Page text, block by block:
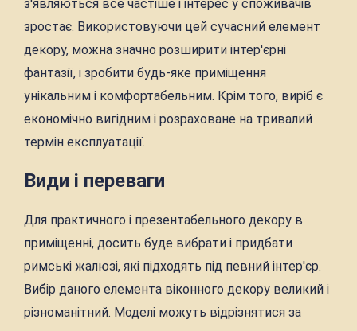
з'являються все частіше і інтерес у споживачів
зростає. Використовуючи цей сучасний елемент
декору, можна значно розширити інтер'єрні
фантазії, і зробити будь-яке приміщення
унікальним і комфортабельним. Крім того, виріб є
економічно вигідним і розраховане на тривалий
термін експлуатації.
Види і переваги
Для практичного і презентабельного декору в
приміщенні, досить буде вибрати і придбати
римські жалюзі, які підходять під певний інтер'єр.
Вибір даного елемента віконного декору великий і
різноманітний. Моделі можуть відрізнятися за